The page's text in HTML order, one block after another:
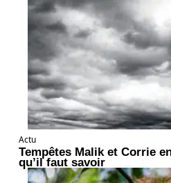
Actu
Tempêtes Malik et Corrie
qu’il faut savoir